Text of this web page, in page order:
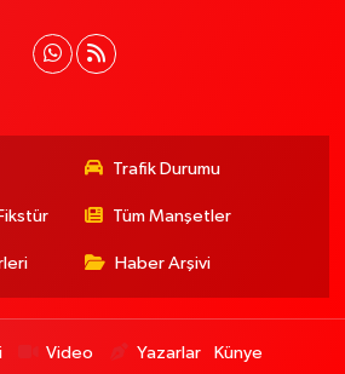
Trafik Durumu
Tüm Manşetler
Haber Arşivi
Video Yazarlar Künye